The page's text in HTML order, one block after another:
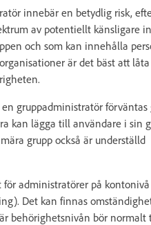
innebär en betydlig risk,
av potentiellt känsligare
och som kan innehålla
är det bäst att
gruppadministratör förväntas
kan lägga till användare i sin
grupp också är underställd
administratörer på
Det kan finnas
behörighetsnivån bör normalt